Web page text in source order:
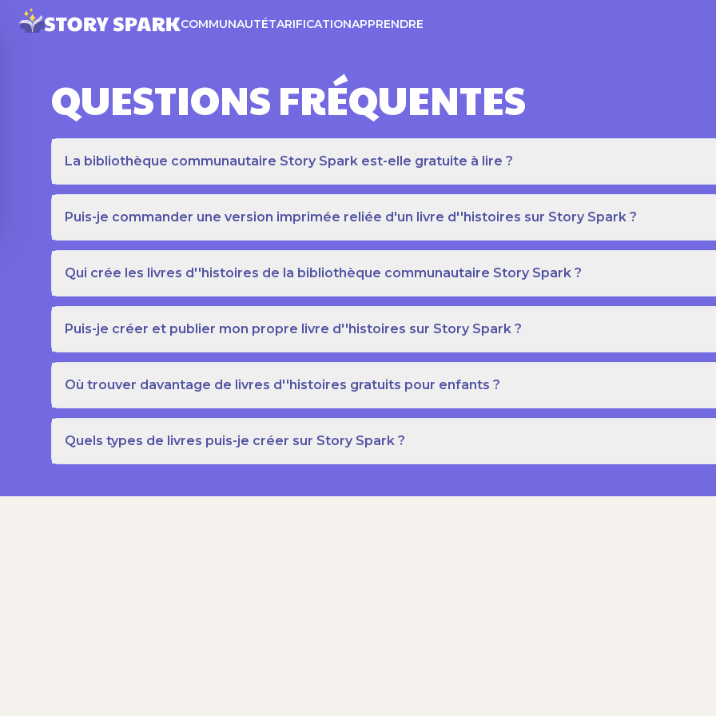
COMMUNAUTÉTARIFICATIONAPPRENDRE
QUESTIONS FRÉQUENTES
La bibliothèque communautaire Story Spark est-elle gratuite à lire ?
Puis-je commander une version imprimée reliée d'un livre d''histoires sur Story Spark ?
Qui crée les livres d''histoires de la bibliothèque communautaire Story Spark ?
Puis-je créer et publier mon propre livre d''histoires sur Story Spark ?
Où trouver davantage de livres d''histoires gratuits pour enfants ?
Quels types de livres puis-je créer sur Story Spark ?